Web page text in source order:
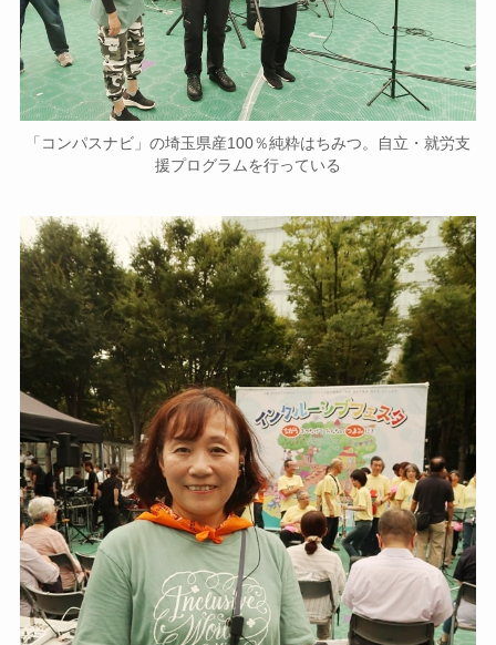
「コンパスナビ」の埼玉県産100％純粋はちみつ。自立・就労支
援プログラムを行っている